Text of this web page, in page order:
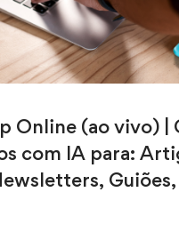
Online (ao vivo) |
com IA para: